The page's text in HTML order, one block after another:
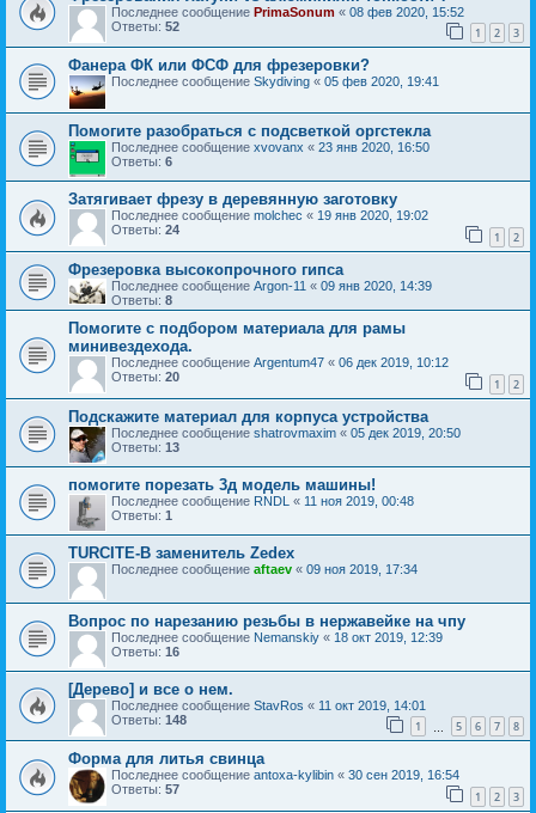
Последнее сообщение PrimaSonum « 08 фев 2020, 15:52
Ответы: 52 1 2 3
Фанера ФК или ФСФ для фрезеровки?
Последнее сообщение Skydiving « 05 фев 2020, 19:41
Помогите разобраться с подсветкой оргстекла
Последнее сообщение xvovanx « 23 янв 2020, 16:50
Ответы: 6
Затягивает фрезу в деревянную заготовку
Последнее сообщение molchec « 19 янв 2020, 19:02
Ответы: 24 1 2
Фрезеровка высокопрочного гипса
Последнее сообщение Argon-11 « 09 янв 2020, 14:39
Ответы: 8
Помогите с подбором материала для рамы
минивездехода.
Последнее сообщение Argentum47 « 06 дек 2019, 10:12
Ответы: 20 1 2
Подскажите материал для корпуса устройства
Последнее сообщение shatrovmaxim « 05 дек 2019, 20:50
Ответы: 13
помогите порезать 3д модель машины!
Последнее сообщение RNDL « 11 ноя 2019, 00:48
Ответы: 1
TURCITE-B заменитель Zedex
Последнее сообщение aftaev « 09 ноя 2019, 17:34
Вопрос по нарезанию резьбы в нержавейке на чпу
Последнее сообщение Nemanskiy « 18 окт 2019, 12:39
Ответы: 16
[Дерево] и все о нем.
Последнее сообщение StavRos « 11 окт 2019, 14:01
Ответы: 148 1 5 6 7 8
Форма для литья свинца
Последнее сообщение antoxa-kylibin « 30 сен 2019, 16:54
Ответы: 57 1 2 3